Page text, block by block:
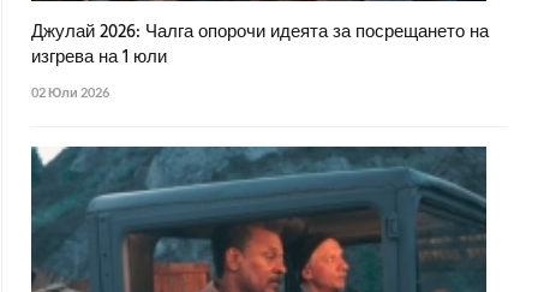
Джулай 2026: Чалга опорочи идеята за посрещането на
изгрева на 1 юли
02 Юли 2026